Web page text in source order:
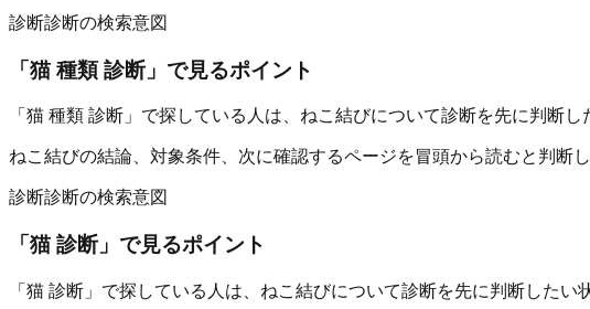
診断診断の検索意図
「猫 種類 診断」で見るポイント
「猫 種類 診断」で探している人は、ねこ結びについて診断を先に判断
ねこ結びの結論、対象条件、次に確認するページを冒頭から読むと判断し
診断診断の検索意図
「 猫 診断」で見るポイント
「猫 診断」で探している人は、ねこ結びについて診断を先に判断した